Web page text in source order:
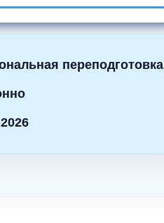
переподготовка